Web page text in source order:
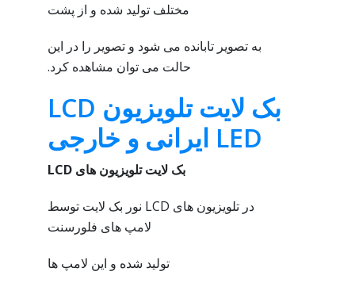
مختلف تولید شده و از پشت
به تصویر تابانده می شود و تصویر را در این
حالت می توان مشاهده کرد.
بک لایت تلویزیون LCD
LED ایرانی و خارجی
بک لایت تلویزیون های LCD
در تلویزیون های LCD نور بک لایت توسط
لامپ های فلورسنت
تولید شده و این لامپ ها